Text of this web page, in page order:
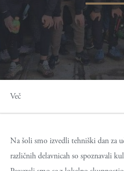
Več
Na šoli smo izvedli tehniški dan za
različnih delavnicah so spoznavali